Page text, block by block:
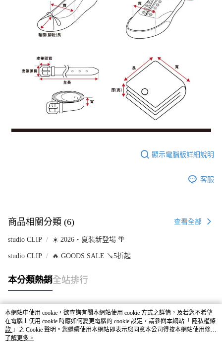
顯示電腦版詳細說明
客服
商品相關分類 (6) 查看全部
studio CLIP ☀️ 2026・夏裝新登場 🌴
studio CLIP 🔥 GOODS SALE ↘5折起
本分類熱銷全站排行
熱門標籤
本網站中使用 cookie，欲查詢有關本網站使用 cookie 方式之詳情，及若您不希望
在電腦上使用 cookie 時應如何變更電腦的 cookie 設定，請參閱本網站「 隱私權條
款 」之 Cookie 聲明。您繼續使用本網站即表示您同意本公司得按本網站使用條款
之 Cookie 聲明使用 cookie。
了解更多 >